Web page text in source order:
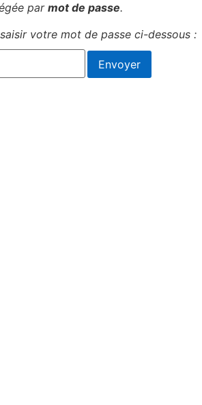
par mot de passe.
votre mot de passe ci-dessous :